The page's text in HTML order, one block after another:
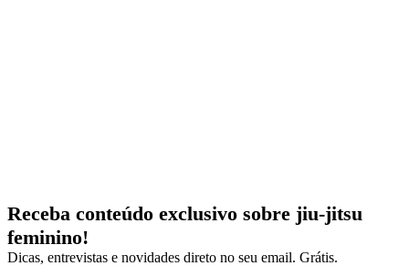
Receba conteúdo exclusivo sobre jiu-jitsu
feminino!
Dicas, entrevistas e novidades direto no seu email. Grátis.